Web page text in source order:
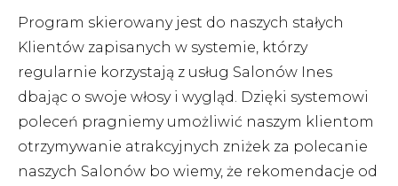
Program skierowany jest do naszych stałych
Klientów zapisanych w systemie, którzy
regularnie korzystają z usług Salonów Ines
dbając o swoje włosy i wygląd. Dzięki systemowi
poleceń pragniemy umożliwić naszym klientom
otrzymywanie atrakcyjnych zniżek za polecanie
naszych Salonów bo wiemy, że rekomendacje od